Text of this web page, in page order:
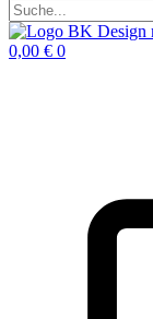
0,00 € 0